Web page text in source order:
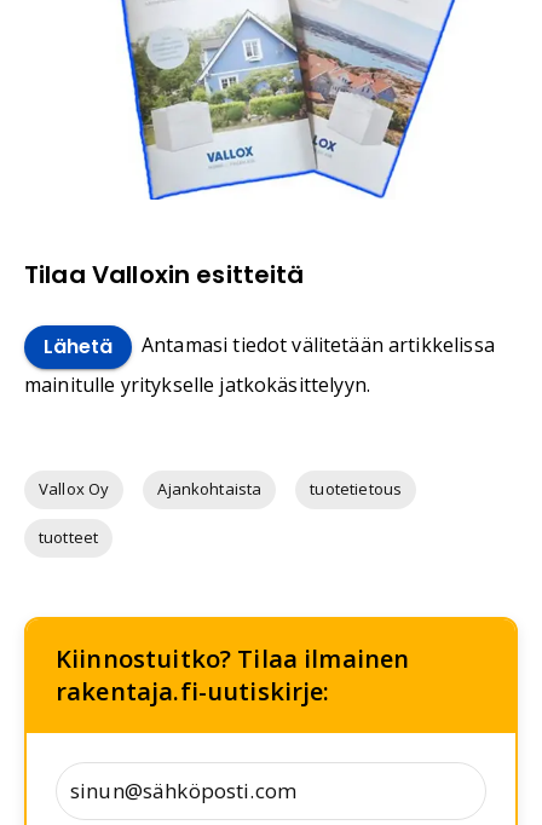
Tilaa Valloxin esitteitä
Lähetä
Antamasi tiedot välitetään artikkelissa
mainitulle yritykselle jatkokäsittelyyn.
Vallox Oy Ajankohtaista tuotetietous
tuotteet
Kiinnostuitko? Tilaa ilmainen
rakentaja.fi-uutiskirje: